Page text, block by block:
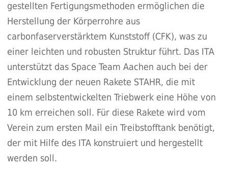
gestellten Fertigungsmethoden ermöglichen die
Herstellung der Körperrohre aus
carbonfaserverstärktem Kunststoff (CFK), was zu
einer leichten und robusten Struktur führt. Das ITA
unterstützt das Space Team Aachen auch bei der
Entwicklung der neuen Rakete STAHR, die mit
einem selbstentwickelten Triebwerk eine Höhe von
10 km erreichen soll. Für diese Rakete wird vom
Verein zum ersten Mail ein Treibstofftank benötigt,
der mit Hilfe des ITA konstruiert und hergestellt
werden soll.